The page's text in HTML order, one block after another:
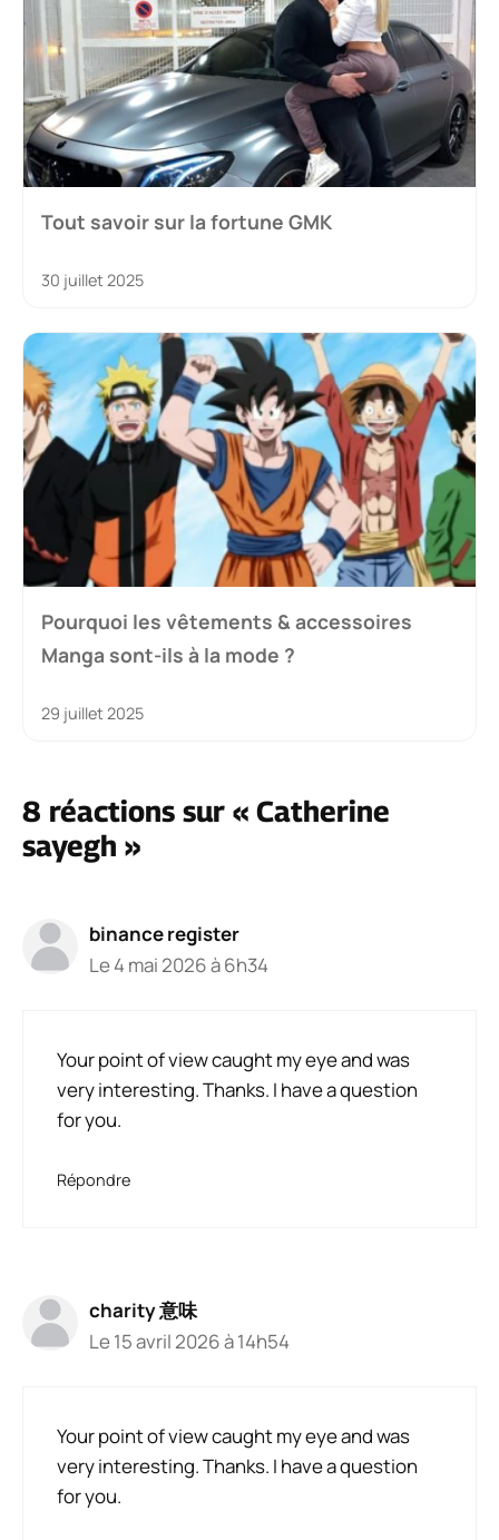
Tout savoir sur la fortune GMK
30 juillet 2025
Pourquoi les vêtements & accessoires
Manga sont-ils à la mode ?
29 juillet 2025
8 réactions sur « Catherine
sayegh »
binance register
Le 4 mai 2026 à 6h34
Your point of view caught my eye and was
very interesting. Thanks. I have a question
for you.
Répondre
charity 意味
Le 15 avril 2026 à 14h54
Your point of view caught my eye and was
very interesting. Thanks. I have a question
for you.